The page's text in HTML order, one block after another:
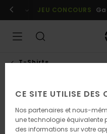
l'information
Se connecter /
JEU CONCOURS
T-Shirts
RUPTURE DE STOCK
CE SITE UTILISE DES
Nos partenaires et nous-
une technologie équivalente
des informations sur votre